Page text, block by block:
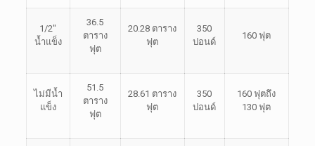
1/2″
น้ำแข็ง
36.5
ตาราง
ฟุต
20.28 ตาราง
ฟุต
350
ปอนด์
160 ฟุต
ไม่มีน้ำ
แข็ง
51.5
ตาราง
ฟุต
28.61 ตาราง
ฟุต
350
ปอนด์
160 ฟุตถึง
130 ฟุต